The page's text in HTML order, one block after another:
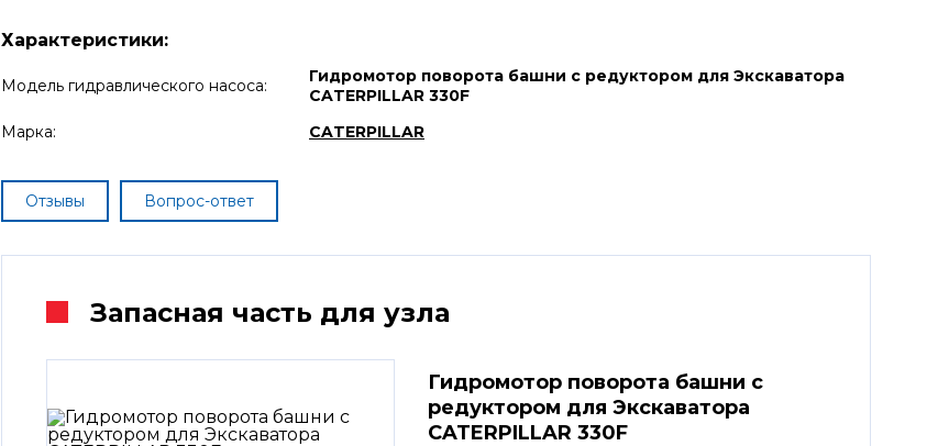
Характеристики:
Модель гидравлического насоса:
Гидромотор поворота башни с редуктором для Экскаватора
CATERPILLAR 330F
Марка:
CATERPILLAR
Отзывы Вопрос-ответ
Запасная часть для узла
Гидромотор поворота башни с
редуктором для Экскаватора
CATERPILLAR 330F